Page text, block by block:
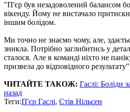
"П'єр був незадоволений балансом
вікенду. Йому не вистачало
іншим болідом.
Ми точно не знаємо чому, але,
зникла. Потрібно заглибитись у
сталося. Але в команді ніхто не
призвела до відповідного
ЧИТАЙТЕ ТАКОЖ: Гаслі: Боліди
назад
Теги:П'єр Гаслі, Стів Нільсен